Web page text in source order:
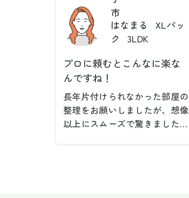
市
はなまる
XLパッ
ク
3LDK
プロに頼むとこんなに楽な
んですね！
長年片付けられなかった部屋の
整理をお願いしましたが、想像
以上にスムーズで驚きました。